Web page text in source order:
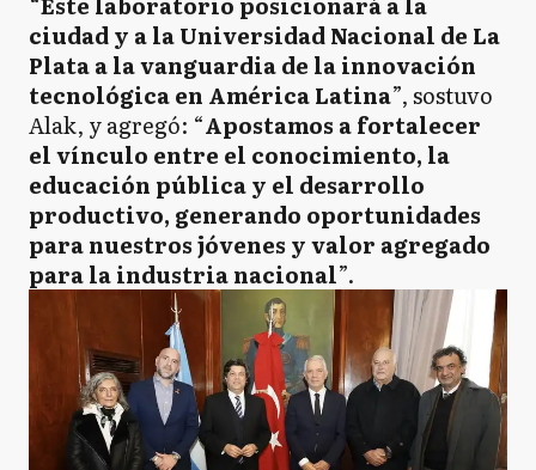
ciudad y a la Universidad Nacional de La
Plata a la vanguardia de la innovación
tecnológica en América Latina”, sostuvo
Alak, y agregó: “Apostamos a fortalecer
el vínculo entre el conocimiento, la
educación pública y el desarrollo
productivo, generando oportunidades
para nuestros jóvenes y valor agregado
para la industria nacional”.